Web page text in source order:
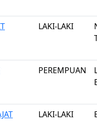
LAKI-LAKI
PEREMPUAN
LAKI-LAKI